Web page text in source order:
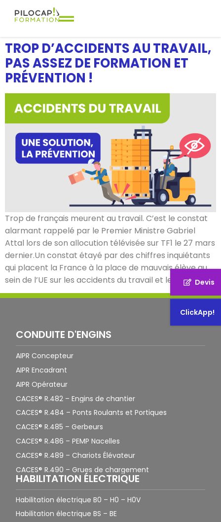
Devis
ClickApp!
TROP D’ACCIDENTS AU TRAVAIL,
PAS ASSEZ DE FORMATION ET
PRÉVENTION !
Trop de français meurent au travail. C’est le constat
alarmant rappelé par le Premier Ministre Gabriel
Attal lors de son allocution télévisée sur TF1 le 27 mars
dernier.Un constat étayé par des chiffres inquiétants
qui placent la France à la place de mauvais élève au
sein de l’UE sur les accidents du travail et leur […]
CONDUITE D'ENGINS
AIPR Concepteur
AIPR Encadrant
AIPR Opérateur
CACES® R.482 – Engins de chantier
CACES® R.484 – Ponts Roulants et Portiques
CACES® R.485 – Gerbeurs
CACES® R.486 – PEMP Nacelles
CACES® R.489 – Chariots Élévateur
CACES® R.490 – Grues de chargement
HABILITATION ÉLECTRIQUE
Habilitation électrique B0 – H0 – H0V
Habilitation électrique BS – BE